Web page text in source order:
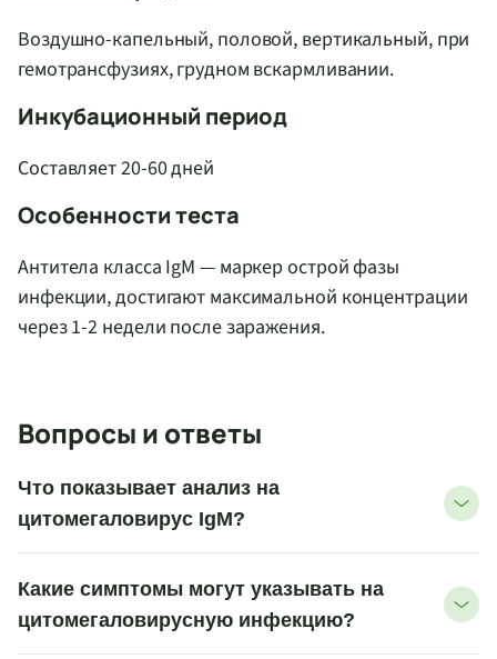
Воздушно-капельный, половой, вертикальный, при
гемотрансфузиях, грудном вскармливании.
Инкубационный период
Составляет 20-60 дней
Особенности теста
Антитела класса IgM — маркер острой фазы
инфекции, достигают максимальной концентрации
через 1-2 недели после заражения.
Вопросы и ответы
Что показывает анализ на
цитомегаловирус IgM?
Какие симптомы могут указывать на
цитомегаловирусную инфекцию?